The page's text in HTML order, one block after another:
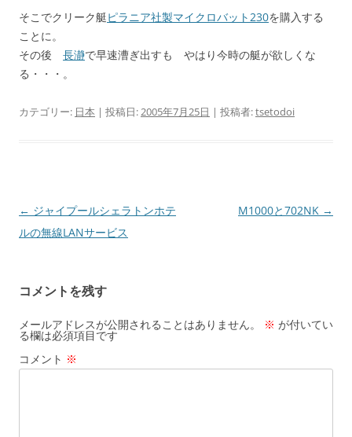
そこでクリーク艇ピラニア社製マイクロバット230を購入する
ことに。
その後 長瀞で早速漕ぎ出すも やはり今時の艇が欲しくな
る・・・。
カテゴリー: 日本 | 投稿日:2005年7月25日 | 投稿者:tsetodoi
投
稿
ゲ
ー
シ
ョ
← ジャイプールシェラトンホテ
ルの無線LANサービス
M1000と702NK →
コメントを残す
メールアドレスが公開されることはありません。 ※ が付いてい
る欄は必須項目です
コメント ※